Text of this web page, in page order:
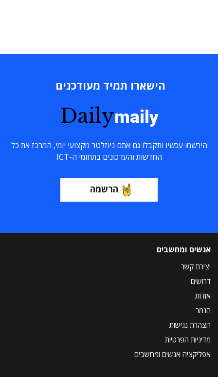
הישארו תמיד מעודכנים
Dailymaily
הירשמו עכשיו ותקבלו גם אתם ניוזלטר מקצועי יומי, המרכז את כל
החדשות והעדכונים בתחומי ה-ICT
הרשמה
אנשים ומחשבים
יצירת קשר
דרושים
אודות
הנמר
הצהרת נגישות
מדיניות הפרטיות
אפליקציה אנשים ומחשבים